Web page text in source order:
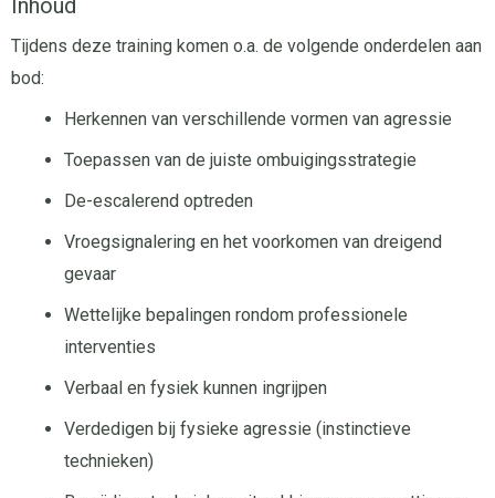
Inhoud
Tijdens deze training komen o.a. de volgende onderdelen aan
bod:
Herkennen van verschillende vormen van agressie
Toepassen van de juiste ombuigingsstrategie
De-escalerend optreden
Vroegsignalering en het voorkomen van dreigend
gevaar
Wettelijke bepalingen rondom professionele
interventies
Verbaal en fysiek kunnen ingrijpen
Verdedigen bij fysieke agressie (instinctieve
technieken)